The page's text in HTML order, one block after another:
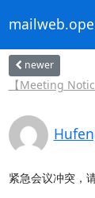
newer
【Meeting
紧急会议冲突，